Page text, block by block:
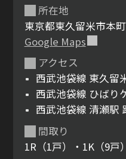
シャーメゾンとは
ルームツアー 動画
所在地
東京都東久留米市本
Google Maps
アクセス
西武池袋線 東久留
西武池袋線 ひばり
西武池袋線 清瀬駅
間取り
1R（1戸）・1K（9戸）